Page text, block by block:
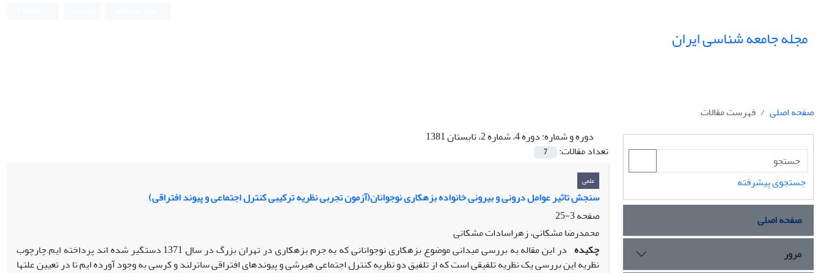
مجله جامعه شناسی ایران
صفحه اصلی
فهرست مقالات
دوره و شماره:دوره 4، شماره 2، تابستان 1381
تعداد مقالات:
7
علمی
سنجش تاثیر عوامل درونی و بیرونی خانواده بزهکاری نوجوانان(آزمون تجربی نظریه ترکیبی کنترل اجتماعی و پیوند افتراقی)
صفحه3-25
محمدرضا مشکانی، زهراسادات مشکانی
چکیده
در این مقاله به بررسی میدانی موضوع بزهکاری نوجوانانی که به جرم بزهکاری در تهران بزرگ در سال 1371 دستگیر شده اند پرداخته ایم.چارچوب
نظریه این بررسی یک نظریه تلفیقی است که از تلفیق دو نظریه کنترل اجتماعی هیرشی و پیوندهای افتراقی ساترلند و کرسی به وجود آورده ایم تا در تعیین علتها
جستجوی پیشرفته
صفحه اصلی
مرور